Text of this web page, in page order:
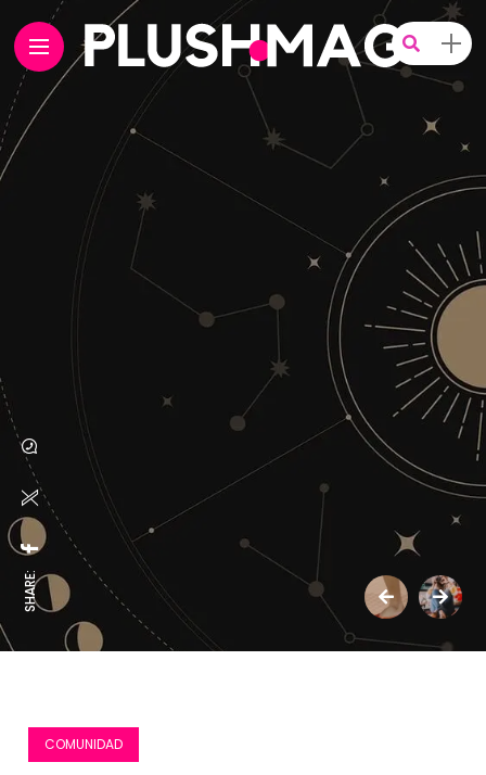
SHARE:
COMUNIDAD